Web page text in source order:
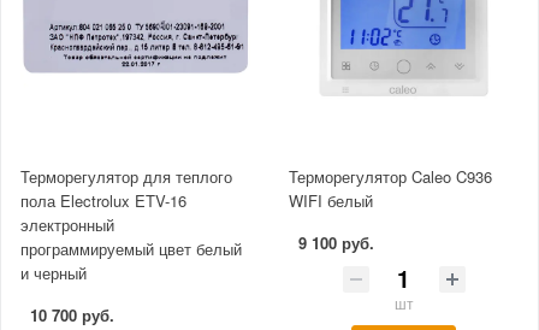
Терморегулятор для теплого
пола Electrolux ETV-16
электронный
программируемый цвет белый
и черный
10 700 руб.
Терморегулятор Caleo C936
WIFI белый
9 100 руб.
шт